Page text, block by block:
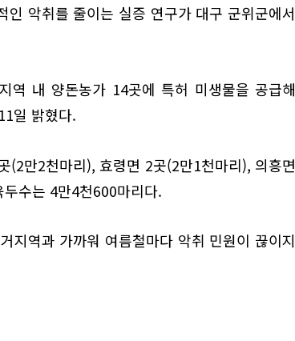
악취를 줄이는 실증 연구가 대구 군위군에서
역 내 양돈농가 14곳에 특허 미생물을 공급해
일 밝혔다.
(2만2천마리), 효령면 2곳(2만1천마리), 의흥면
수는 4만4천600마리다.
지역과 가까워 여름철마다 악취 민원이 끊이지